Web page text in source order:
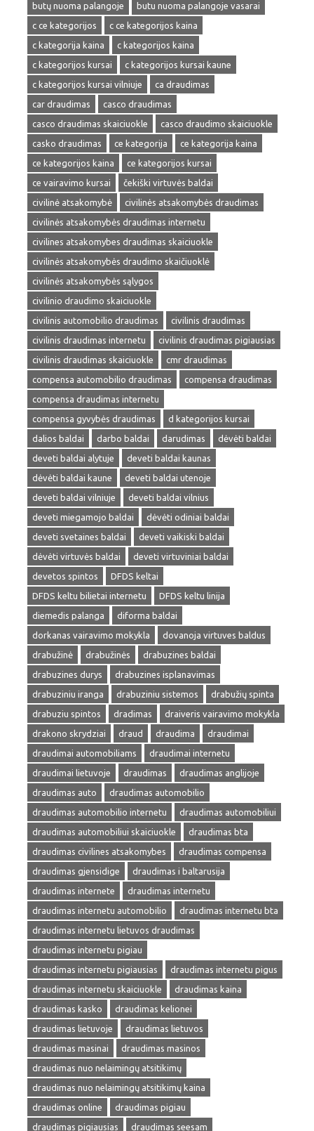
butų nuoma palangoje
butu nuoma palangoje vasarai
c ce kategorijos
c ce kategorijos kaina
c kategorija kaina
c kategorijos kaina
c kategorijos kursai
c kategorijos kursai kaune
c kategorijos kursai vilniuje
ca draudimas
car draudimas
casco draudimas
casco draudimas skaiciuokle
casco draudimo skaiciuokle
casko draudimas
ce kategorija
ce kategorija kaina
ce kategorijos kaina
ce kategorijos kursai
ce vairavimo kursai
čekiški virtuvės baldai
civilinė atsakomybė
civilinės atsakomybės draudimas
civilinės atsakomybės draudimas internetu
civilines atsakomybes draudimas skaiciuokle
civilinės atsakomybės draudimo skaičiuoklė
civilinės atsakomybės sąlygos
civilinio draudimo skaiciuokle
civilinis automobilio draudimas
civilinis draudimas
civilinis draudimas internetu
civilinis draudimas pigiausias
civilinis draudimas skaiciuokle
cmr draudimas
compensa automobilio draudimas
compensa draudimas
compensa draudimas internetu
compensa gyvybės draudimas
d kategorijos kursai
dalios baldai
darbo baldai darudimas
dėvėti baldai
deveti baldai alytuje
deveti baldai kaunas
dėvėti baldai kaune
deveti baldai utenoje
deveti baldai vilniuje
deveti baldai vilnius
deveti miegamojo baldai
dėvėti odiniai baldai
deveti svetaines baldai
deveti vaikiski baldai
dėvėti virtuvės baldai
deveti virtuviniai baldai
devetos spintos
DFDS keltai
DFDS keltu bilietai internetu
DFDS keltu linija
diemedis palanga
diforma baldai
dorkanas vairavimo mokykla
dovanoja virtuves baldus
drabužinė
drabužinės
drabuzines baldai
drabuzines durys
drabuzines isplanavimas
drabuziniu iranga
drabuziniu sistemos
drabužių spinta
drabuziu spintos
dradimas
draiveris vairavimo mokykla
drakono skrydziai
draud draudima
draudimai
draudimai automobiliams
draudimai internetu
draudimai lietuvoje
draudimas
draudimas anglijoje
draudimas auto
draudimas automobilio
draudimas automobilio internetu
draudimas automobiliui
draudimas automobiliui skaiciuokle
draudimas bta
draudimas civilines atsakomybes
draudimas compensa
draudimas gjensidige
draudimas i baltarusija
draudimas internete
draudimas internetu
draudimas internetu automobilio
draudimas internetu bta
draudimas internetu lietuvos draudimas
draudimas internetu pigiau
draudimas internetu pigiausias
draudimas internetu pigus
draudimas internetu skaiciuokle
draudimas kaina
draudimas kasko
draudimas kelionei
draudimas lietuvoje
draudimas lietuvos
draudimas masinai
draudimas masinos
draudimas nuo nelaimingų atsitikimų
draudimas nuo nelaimingų atsitikimų kaina
draudimas online
draudimas pigiau
draudimas pigiausias
draudimas seesam